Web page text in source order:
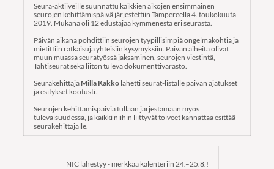
Seura-aktiiveille suunnattu kaikkien aikojen ensimmäinen
seurojen kehittämispäivä järjestettiin Tampereella 4. toukokuuta
2019. Mukana oli 12 edustajaa kymmenestä eri seurasta.
Päivän aikana pohdittiin seurojen tyypillisimpiä ongelmakohtia ja
mietittiin ratkaisuja yhteisiin kysymyksiin. Päivän aiheita olivat
muun muassa seuratyössä jaksaminen, seurojen viestintä,
Tähtiseurat sekä liiton tuleva dokumenttivarasto.
Seurakehittäjä Milla Kakko lähetti seurat-listalle päivän ajatukset
ja esitykset kootusti.
Seurojen kehittämispäiviä tullaan järjestämään myös
tulevaisuudessa, ja kaikki niihin liittyvät toiveet kannattaa esittää
seurakehittäjälle.
NIC lähestyy - merkkaa kalenteriin 24.–25.8.!